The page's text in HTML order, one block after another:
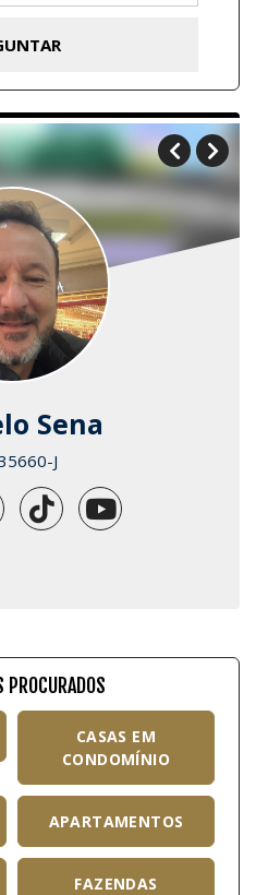
Sena
J
CASAS EM
CONDOMÍNIO
APARTAMENTOS
FAZENDAS